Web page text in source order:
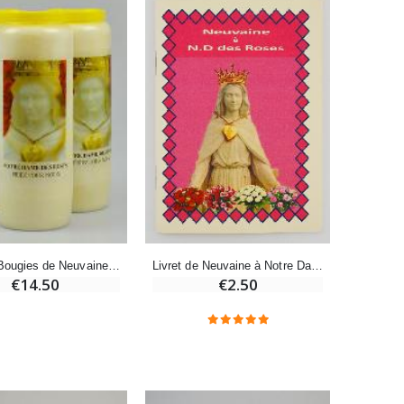
Bonbons Pastilles Menthe à l'Eau de Lourdes - 130g
€7.90
-10%
Bougie de Neuvaine Contre le Mal - Saint Michel
-25%
Lot de 20 Bougies de Neuvaine Blanches
€9.90
Lot de 3 Bougies de Neuvaine à Notre Dame des Roses
€14.50
Livret de Neuvaine à Notre Dame des Roses
€2.50